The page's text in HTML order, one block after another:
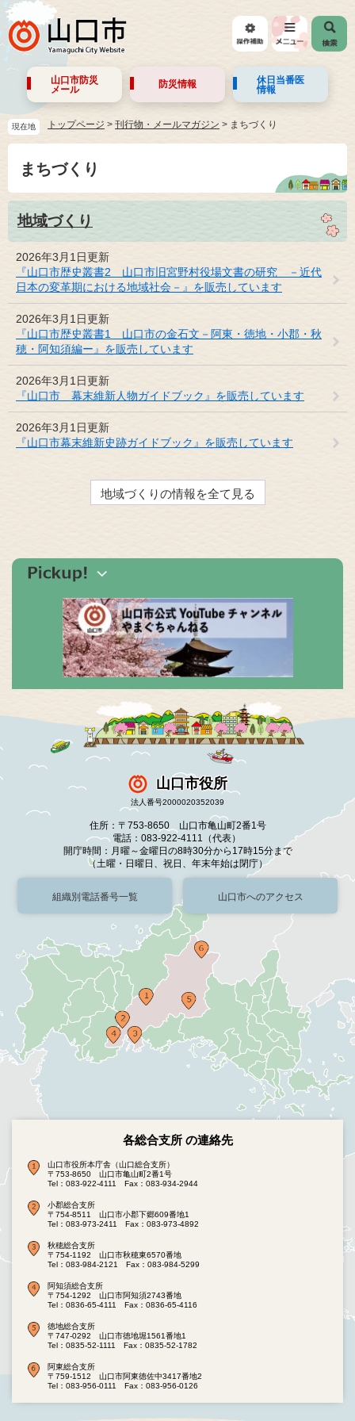
山口市防災
メール
防災情報
休日当番医
情報
現在地 トップページ > 刊行物・メールマガジン > まちづくり
まちづくり
地域づくり
2026年3月1日更新
『山口市歴史叢書2 山口市旧宮野村役場文書の研究 －近代
日本の変革期における地域社会－』を販売しています
2026年3月1日更新
『山口市歴史叢書1 山口市の金石文－阿東・徳地・小郡・秋
穂・阿知須編ー』を販売しています
2026年3月1日更新
『山口市 幕末維新人物ガイドブック』を販売しています
2026年3月1日更新
『山口市幕末維新史跡ガイドブック』を販売しています
地域づくりの情報を全て見る
山口市役所
法人番号2000020352039
住所：〒753-8650 山口市亀山町2番1号
電話：083-922-4111（代表）
開庁時間：月曜～金曜日の8時30分から17時15分まで
（土曜・日曜日、祝日、年末年始は閉庁）
組織別電話番号一覧 山口市へのアクセス
各総合支所 の連絡先
山口市役所本庁舎（山口総合支所）
〒753-8650 山口市亀山町2番1号
Tel：083-922-4111
Fax：083-934-2944
小郡総合支所
〒754-8511 山口市小郡下郷609番地1
Tel：083-973-2411
Fax：083-973-4892
秋穂総合支所
〒754-1192 山口市秋穂東6570番地
Tel：083-984-2121
Fax：083-984-5299
阿知須総合支所
〒754-1292 山口市阿知須2743番地
Tel：0836-65-4111
Fax：0836-65-4116
徳地総合支所
〒747-0292 山口市徳地堀1561番地1
Tel：0835-52-1111
Fax：0835-52-1782
阿東総合支所
〒759-1512 山口市阿東徳佐中3417番地2
Tel：083-956-0111
Fax：083-956-0126